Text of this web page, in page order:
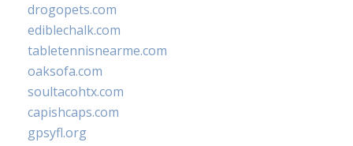
drogopets.com
ediblechalk.com
tabletennisnearme.com
oaksofa.com
soultacohtx.com
capishcaps.com
gpsyfl.org